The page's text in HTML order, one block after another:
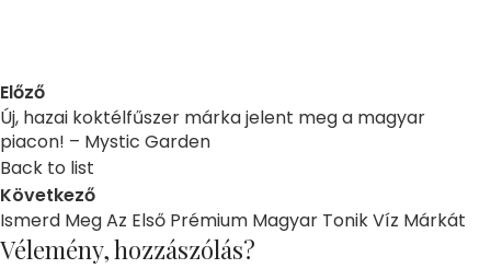
Előző
Új, hazai koktélfűszer márka jelent meg a magyar
piacon! – Mystic Garden
Back to list
Következő
Ismerd Meg Az Első Prémium Magyar Tonik Víz Márkát
Vélemény, hozzászólás?